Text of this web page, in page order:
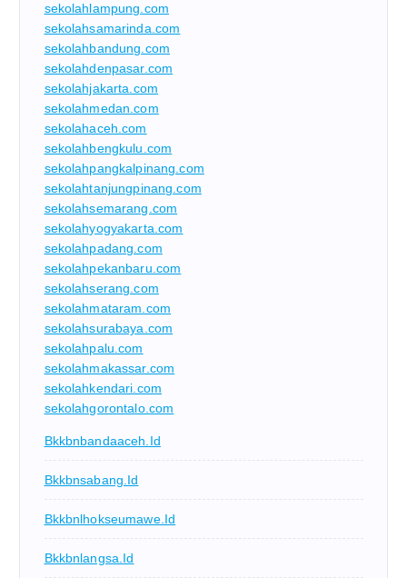
sekolahlampung.com
sekolahsamarinda.com
sekolahbandung.com
sekolahdenpasar.com
sekolahjakarta.com
sekolahmedan.com
sekolahaceh.com
sekolahbengkulu.com
sekolahpangkalpinang.com
sekolahtanjungpinang.com
sekolahsemarang.com
sekolahyogyakarta.com
sekolahpadang.com
sekolahpekanbaru.com
sekolahserang.com
sekolahmataram.com
sekolahsurabaya.com
sekolahpalu.com
sekolahmakassar.com
sekolahkendari.com
sekolahgorontalo.com
Bkkbnbandaaceh.id
Bkkbnsabang.id
Bkkbnlhokseumawe.id
Bkkbnlangsa.id